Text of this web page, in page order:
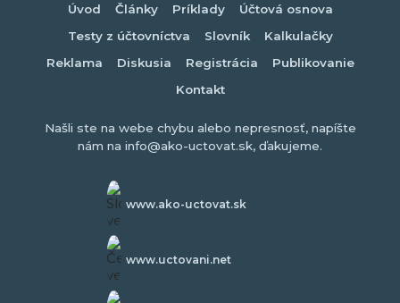
Úvod Články Príklady
Účtová osnova
Testy z účtovníctva
Slovník
Kalkulačky
Reklama
Diskusia Registrácia
Publikovanie
Kontakt
Našli ste na webe chybu alebo nepresnosť, napíšte
nám na info@ako-uctovat.sk, ďakujeme.
www.ako-uctovat.sk
www.uctovani.net